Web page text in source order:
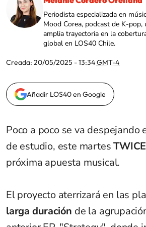
Periodista especializada en
Mood Corea, podcast de K-
amplia trayectoria en la
global en LOS40 Chile.
Creada: 20/05/2025 - 13:34GMT-4
Añadir LOS40 en Google
Poco a poco se va
de estudio, este martes
próxima apuesta musical.
El proyecto aterrizará en las
larga duración de la